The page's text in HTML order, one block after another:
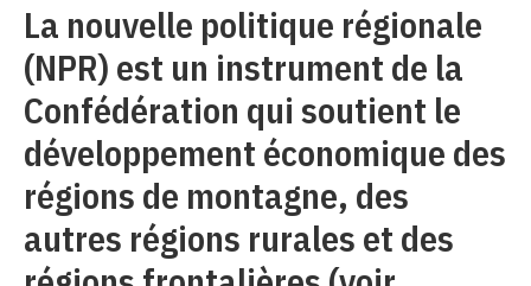
La nouvelle politique régionale
(NPR) est un instrument de la
Confédération qui soutient le
développement économique des
régions de montagne, des
autres régions rurales et des